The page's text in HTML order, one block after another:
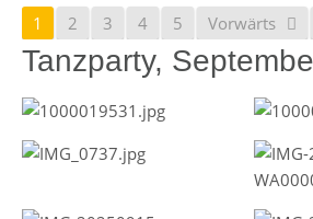
1 2 3 4 5 Vorwärts
Tanzparty,